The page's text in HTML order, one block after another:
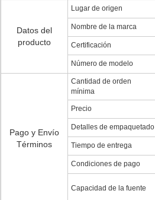
Datos del
producto
Lugar de origen
Nombre de la marca
Certificación
Número de modelo
Pago y Envío
Términos
Cantidad de orden
mínima
Precio
Detalles de empaquetado
Tiempo de entrega
Condiciones de pago
Capacidad de la fuente